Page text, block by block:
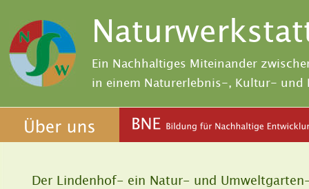
Der Lindenhof- ein Natur- und
Ein Nachhaltiges Miteinander
in einem Naturerlebnis-, Kultur- und